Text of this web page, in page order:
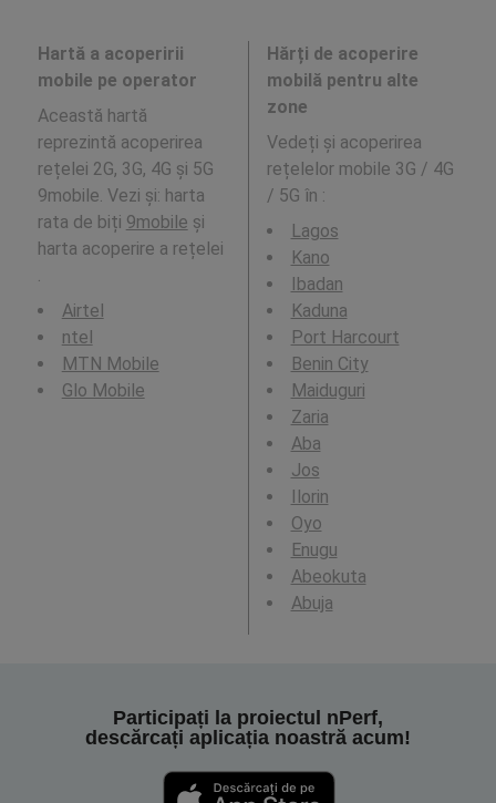
Hartă a acoperirii
mobile pe operator
Această hartă
reprezintă acoperirea
rețelei 2G, 3G, 4G și 5G
9mobile. Vezi și: harta
rata de biți 9mobile și
harta acoperire a rețelei
.
Airtel
ntel
MTN Mobile
Glo Mobile
Hărți de acoperire
mobilă pentru alte
zone
Vedeți și acoperirea
rețelelor mobile 3G / 4G
/ 5G în :
Lagos
Kano
Ibadan
Kaduna
Port Harcourt
Benin City
Maiduguri
Zaria
Aba
Jos
Ilorin
Oyo
Enugu
Abeokuta
Abuja
Participați la proiectul nPerf,
descărcați aplicația noastră acum!